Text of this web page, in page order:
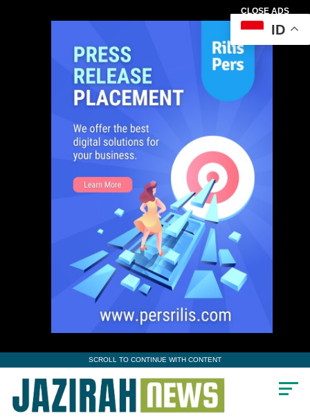
CLOSE ADS
SCROLL TO CONTINUE WITH CONTENT
ID